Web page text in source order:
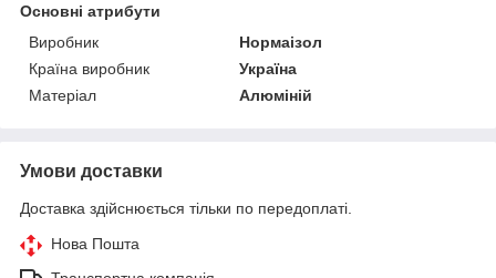
Основні атрибути
Виробник
Нормаізол
Країна виробник
Україна
Матеріал
Алюміній
Умови доставки
Доставка здійснюється тільки по передоплаті.
Нова Пошта